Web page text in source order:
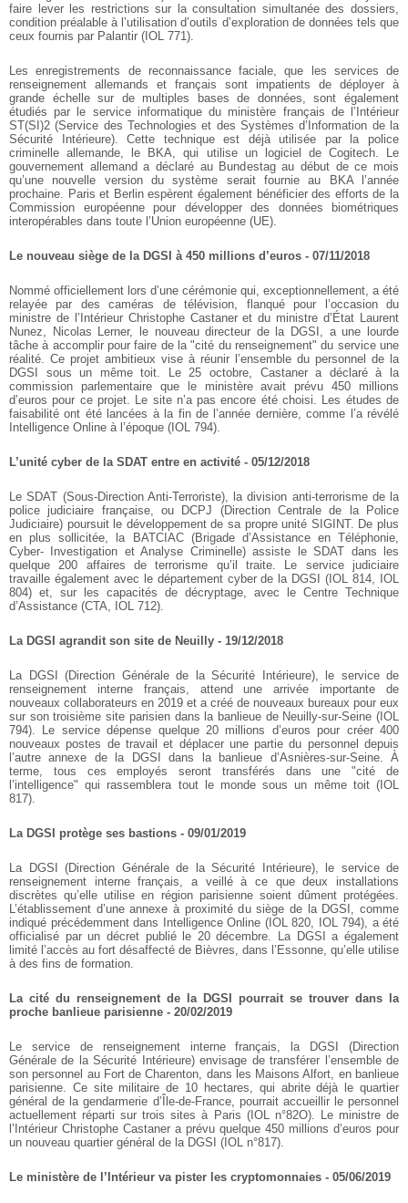
faire lever les restrictions sur la consultation simultanée des dossiers,
condition préalable à l’utilisation d’outils d’exploration de données tels que
ceux fournis par Palantir (IOL 771).
Les enregistrements de reconnaissance faciale, que les services de
renseignement allemands et français sont impatients de déployer à
grande échelle sur de multiples bases de données, sont également
étudiés par le service informatique du ministère français de l’Intérieur
ST(SI)2 (Service des Technologies et des Systèmes d’Information de la
Sécurité Intérieure). Cette technique est déjà utilisée par la police
criminelle allemande, le BKA, qui utilise un logiciel de Cogitech. Le
gouvernement allemand a déclaré au Bundestag au début de ce mois
qu’une nouvelle version du système serait fournie au BKA l’année
prochaine. Paris et Berlin espèrent également bénéficier des efforts de la
Commission européenne pour développer des données biométriques
interopérables dans toute l’Union européenne (UE).
Le nouveau siège de la DGSI à 450 millions d’euros - 07/11/2018
Nommé officiellement lors d’une cérémonie qui, exceptionnellement, a été
relayée par des caméras de télévision, flanqué pour l’occasion du
ministre de l’Intérieur Christophe Castaner et du ministre d’État Laurent
Nunez, Nicolas Lerner, le nouveau directeur de la DGSI, a une lourde
tâche à accomplir pour faire de la "cité du renseignement" du service une
réalité. Ce projet ambitieux vise à réunir l’ensemble du personnel de la
DGSI sous un même toit. Le 25 octobre, Castaner a déclaré à la
commission parlementaire que le ministère avait prévu 450 millions
d’euros pour ce projet. Le site n’a pas encore été choisi. Les études de
faisabilité ont été lancées à la fin de l’année dernière, comme l’a révélé
Intelligence Online à l’époque (IOL 794).
L’unité cyber de la SDAT entre en activité - 05/12/2018
Le SDAT (Sous-Direction Anti-Terroriste), la division anti-terrorisme de la
police judiciaire française, ou DCPJ (Direction Centrale de la Police
Judiciaire) poursuit le développement de sa propre unité SIGINT. De plus
en plus sollicitée, la BATCIAC (Brigade d’Assistance en Téléphonie,
Cyber- Investigation et Analyse Criminelle) assiste le SDAT dans les
quelque 200 affaires de terrorisme qu’il traite. Le service judiciaire
travaille également avec le département cyber de la DGSI (IOL 814, IOL
804) et, sur les capacités de décryptage, avec le Centre Technique
d’Assistance (CTA, IOL 712).
La DGSI agrandit son site de Neuilly - 19/12/2018
La DGSI (Direction Générale de la Sécurité Intérieure), le service de
renseignement interne français, attend une arrivée importante de
nouveaux collaborateurs en 2019 et a créé de nouveaux bureaux pour eux
sur son troisième site parisien dans la banlieue de Neuilly-sur-Seine (IOL
794). Le service dépense quelque 20 millions d’euros pour créer 400
nouveaux postes de travail et déplacer une partie du personnel depuis
l’autre annexe de la DGSI dans la banlieue d’Asnières-sur-Seine. À
terme, tous ces employés seront transférés dans une "cité de
l’intelligence" qui rassemblera tout le monde sous un même toit (IOL
817).
La DGSI protège ses bastions - 09/01/2019
La DGSI (Direction Générale de la Sécurité Intérieure), le service de
renseignement interne français, a veillé à ce que deux installations
discrètes qu’elle utilise en région parisienne soient dûment protégées.
L’établissement d’une annexe à proximité du siège de la DGSI, comme
indiqué précédemment dans Intelligence Online (IOL 820, IOL 794), a été
officialisé par un décret publié le 20 décembre. La DGSI a également
limité l’accès au fort désaffecté de Bièvres, dans l’Essonne, qu’elle utilise
à des fins de formation.
La cité du renseignement de la DGSI pourrait se trouver dans la
proche banlieue parisienne - 20/02/2019
Le service de renseignement interne français, la DGSI (Direction
Générale de la Sécurité Intérieure) envisage de transférer l’ensemble de
son personnel au Fort de Charenton, dans les Maisons Alfort, en banlieue
parisienne. Ce site militaire de 10 hectares, qui abrite déjà le quartier
général de la gendarmerie d’Île-de-France, pourrait accueillir le personnel
actuellement réparti sur trois sites à Paris (IOL n°82O). Le ministre de
l’Intérieur Christophe Castaner a prévu quelque 450 millions d’euros pour
un nouveau quartier général de la DGSI (IOL n°817).
Le ministère de l’Intérieur va pister les cryptomonnaies - 05/06/2019